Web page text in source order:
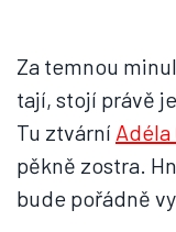
Za temnou
tají, stojí právě
Tu ztvární
pěkně zostra.
bude pořádně